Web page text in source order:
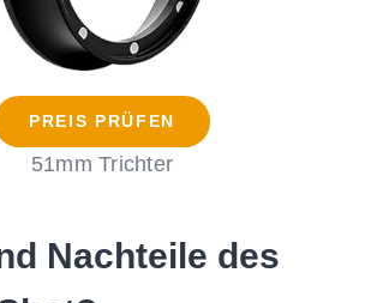
PREIS PRÜFEN
51mm Trichter
Nachteile des